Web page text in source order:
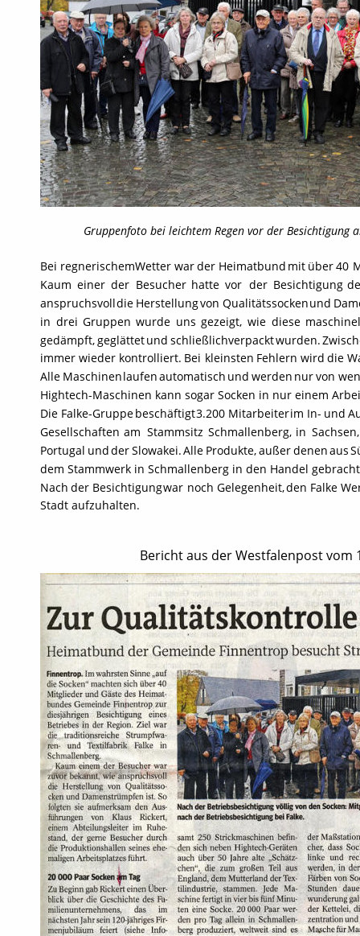
Gruppenfoto bei leichtem Regen vor der Besichtigung
Bei regnerischemWetter warder Heimatbund mit über40
Kaum einer der Besucher hatte vor der Besichtigung
anspruchsvolldie Herstellungvon Qualitätssockenund
in drei Gruppen wurde uns gezeigt, wie diese
gedämpft,geglättetund schließlichverpacktwurden.
immer wieder kontrolliert. Bei kleinsten Fehlern wird die
Alle Maschinenlaufenautomatisch und werden nurvon
Hightech-Maschinen kann sogar Socken in nur einem
Die Falke-Gruppebeschäftigt3.200 Mitarbeiterim In- und
Gesellschaften am Stammsitz Schmallenberg, in Sachsen,
Portugal undderSlowakei.Alle Produkte,außerdenenaus
dem Stammwerk in Schmallenberg in den Handel
Nach der Besichtigungwar noch Gelegenheit,den Falke
Stadt aufzuhalten.
Bericht aus der Westfalenpost vom